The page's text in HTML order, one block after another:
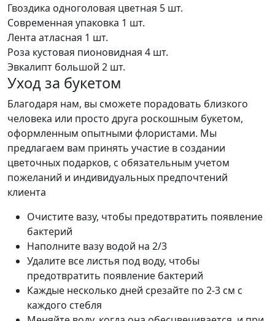
Гвоздика одноголовая цветная 5 шт.
Современная упаковка 1 шт.
Лента атласная 1 шт.
Роза кустовая пионовидная 4 шт.
Эвкалипт большой 2 шт.
Уход за букетом
Благодаря нам, вы сможете порадовать близкого
человека или просто друга роскошным букетом,
оформленным опытными флористами. Мы
предлагаем вам принять участие в создании
цветочных подарков, с обязательным учетом
пожеланий и индивидуальных предпочтений
клиента
Очистите вазу, чтобы предотвратить появление
бактерий
Наполните вазу водой на 2/3
Удалите все листья под воду, чтобы
предотвратить появление бактерий
Каждые несколько дней срезайте по 2-3 см с
каждого стебля